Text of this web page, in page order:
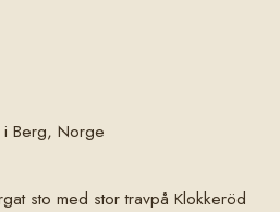
Berg, Norge
sto med stor travpå Klokkeröd